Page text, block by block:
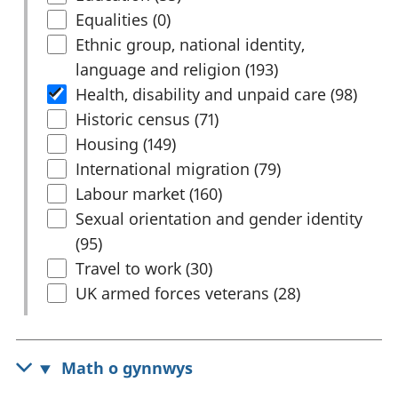
Equalities (0)
Ethnic group, national identity,
language and religion (193)
Health, disability and unpaid care (98)
Historic census (71)
Housing (149)
International migration (79)
Labour market (160)
Sexual orientation and gender identity
(95)
Travel to work (30)
UK armed forces veterans (28)
Math o gynnwys